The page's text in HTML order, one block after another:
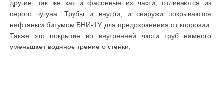
другие, так же как и фасонные их части, отливаются из
серого чугуна. Трубы и внутри, и снаружи покрываются
нефтяным битумом БНИ-1У для предохранения от коррозии.
Также это покрытие во внутренней части труб намного
уменьшает водяное трение о стенки.